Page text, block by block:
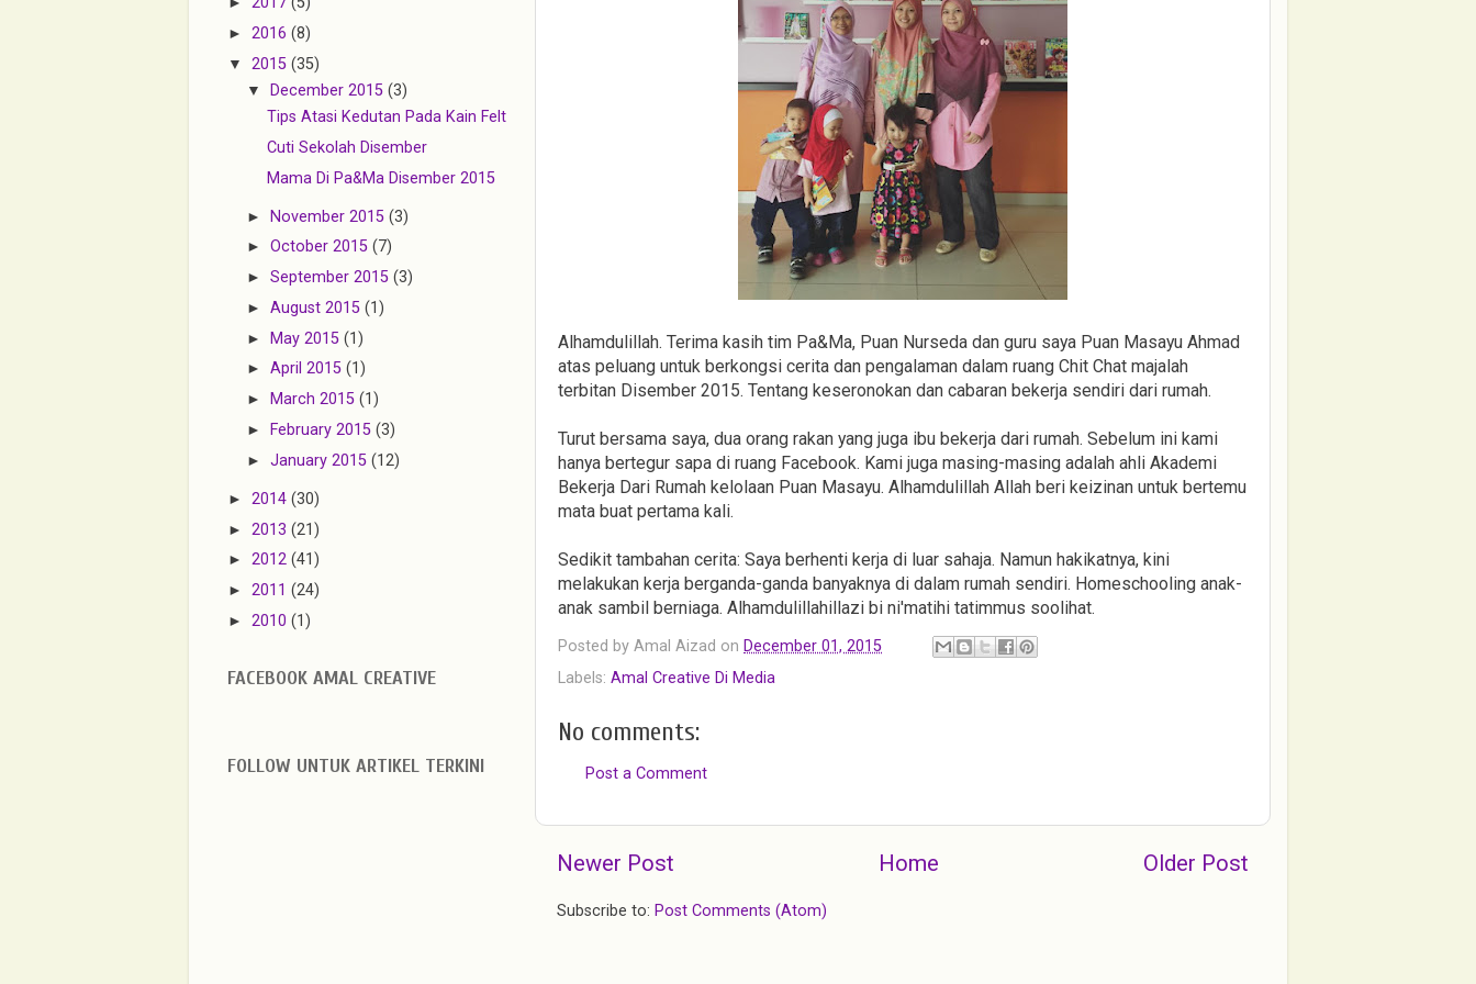
Alhamdulillah. Terima kasih tim Pa&Ma, Puan Nurseda dan guru saya Puan Masayu Ahmad
atas peluang untuk berkongsi cerita dan pengalaman dalam ruang Chit Chat majalah
terbitan Disember 2015. Tentang keseronokan dan cabaran bekerja sendiri dari rumah.
Turut bersama saya, dua orang rakan yang juga ibu bekerja dari rumah. Sebelum ini kami
hanya bertegur sapa di ruang Facebook. Kami juga masing-masing adalah ahli Akademi
Bekerja Dari Rumah kelolaan Puan Masayu. Alhamdulillah Allah beri keizinan untuk bertemu
mata buat pertama kali.
Sedikit tambahan cerita: Saya berhenti kerja di luar sahaja. Namun hakikatnya, kini
melakukan kerja berganda-ganda banyaknya di dalam rumah sendiri. Homeschooling anak-
anak sambil berniaga. Alhamdulillahillazi bi ni'matihi tatimmus soolihat.
Posted by Amal Aizad on December 01, 2015
Labels: Amal Creative Di Media
No comments:
Post a Comment
Newer Post Older Post
Home
Subscribe to: Post Comments (Atom)
► 2016 (8)
▼ 2015 (35)
▼ December 2015(3)
Tips Atasi Kedutan Pada Kain Felt
Cuti Sekolah Disember
Mama Di Pa&Ma Disember 2015
►November 2015(3)
►October 2015(7)
►September 2015(3)
►August 2015(1)
► May 2015(1)
►April 2015(1)
► March 2015(1)
► February 2015(3)
►January 2015(12)
► 2014 (30)
► 2013 (21)
► 2012 (41)
► 2011 (24)
► 2010 (1)
FACEBOOK AMAL CREATIVE
FOLLOW UNTUK ARTIKEL TERKINI